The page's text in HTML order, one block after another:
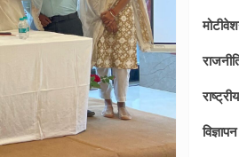
राष्ट्रीय